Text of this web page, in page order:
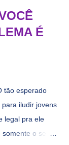
É
tão esperado
iludir jovens
legal pra ele
o seu